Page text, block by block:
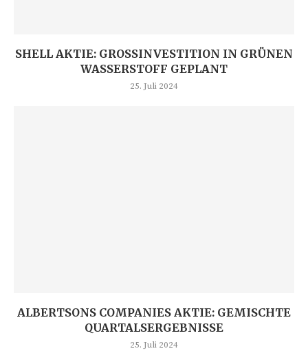
SHELL AKTIE: GROSSINVESTITION IN GRÜNEN W
ASSERSTOFF GEPLANT
25. Juli 2024
ALBERTSONS COMPANIES AKTIE: GEMISCHTE
QUARTALSERGEBNISSE
25. Juli 2024